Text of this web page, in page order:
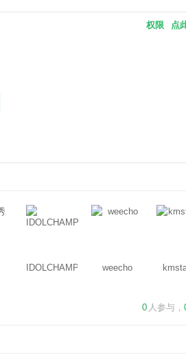
点
权限
IDOLCHAMP weecho
0 人参与，